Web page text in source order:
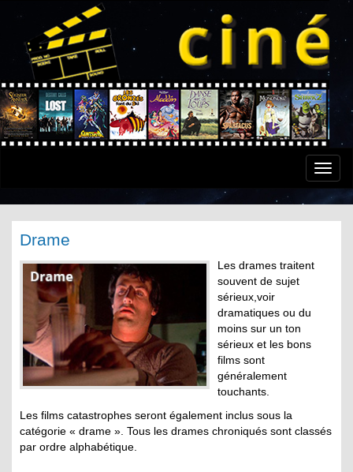
Toggle
Drame
Les drames traitent
souvent de sujet
sérieux,voir
dramatiques ou du
moins sur un ton
sérieux et les bons
films sont
généralement
touchants.
Les films catastrophes seront également inclus sous la
catégorie « drame ». Tous les drames chroniqués sont classés
par ordre alphabétique.